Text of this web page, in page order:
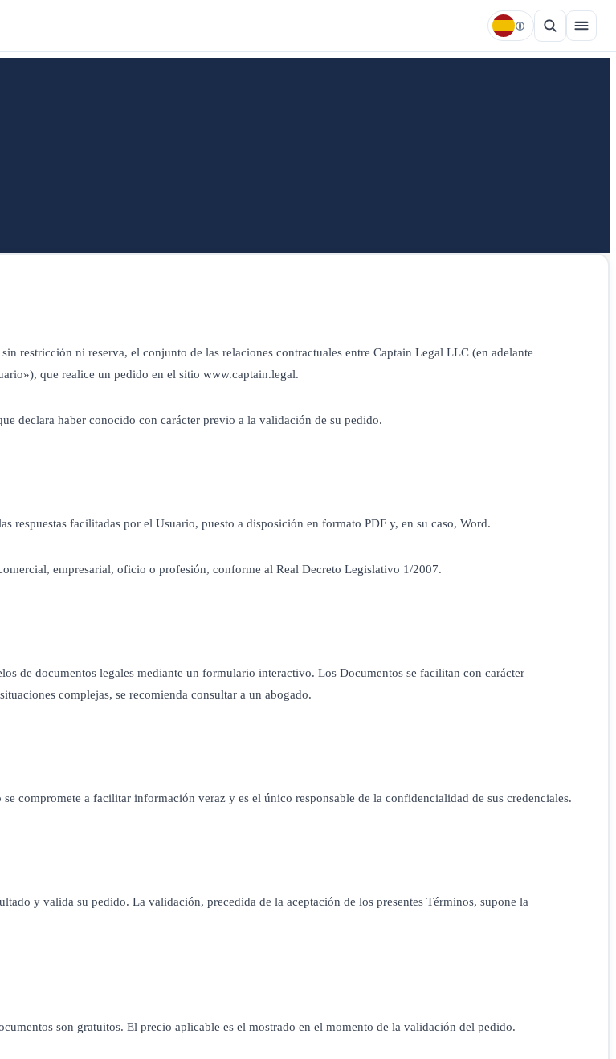
restricción ni reserva, el conjunto de las relaciones contractuales entre Captain Legal LLC (en adelante
que realice un pedido en el sitio www.captain.legal.
declara haber conocido con carácter previo a la validación de su pedido.
facilitadas por el Usuario, puesto a disposición en formato PDF y, en su caso, Word.
empresarial, oficio o profesión, conforme al Real Decreto Legislativo 1/2007.
de documentos legales mediante un formulario interactivo. Los Documentos se facilitan con carácter
complejas, se recomienda consultar a un abogado.
compromete a facilitar información veraz y es el único responsable de la confidencialidad de sus credenciales.
y valida su pedido. La validación, precedida de la aceptación de los presentes Términos, supone la
son gratuitos. El precio aplicable es el mostrado en el momento de la validación del pedido.